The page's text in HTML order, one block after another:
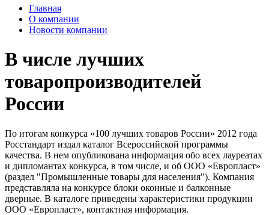
Главная
О компании
Новости компании
В числе лучших
товаропроизводителей
России
По итогам конкурса «100 лучших товаров России» 2012 года
Росстандарт издал каталог Всероссийской программы
качества. В нем опубликована информация обо всех лауреатах
и дипломантах конкурса, в том числе, и об ООО «Европласт»
(раздел "Промышленные товары для населения"). Компания
представляла на конкурсе блоки оконные и балконные
дверные. В каталоге приведены характеристики продукции
ООО «Европласт», контактная информация.